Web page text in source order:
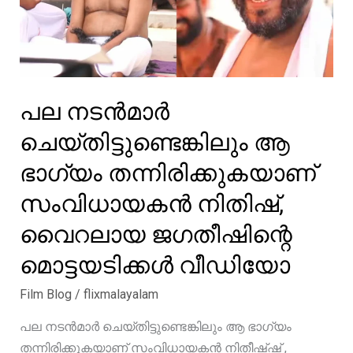
പല നടൻമാർ
ചെയ്തിട്ടുണ്ടെങ്കിലും ആ
ഭാഗ്യം തന്നിരിക്കുകയാണ്
സംവിധായകൻ നിതിഷ്,
വൈറലായ ജഗതീഷിന്റെ
മൊട്ടയടിക്കൾ വീഡിയോ
Film Blog / flixmalayalam
പല നടൻമാർ ചെയ്തിട്ടുണ്ടെങ്കിലും ആ ഭാഗ്യം
തന്നിരിക്കുകയാണ് സംവിധായകൻ നിതീഷ്ഷ് ,